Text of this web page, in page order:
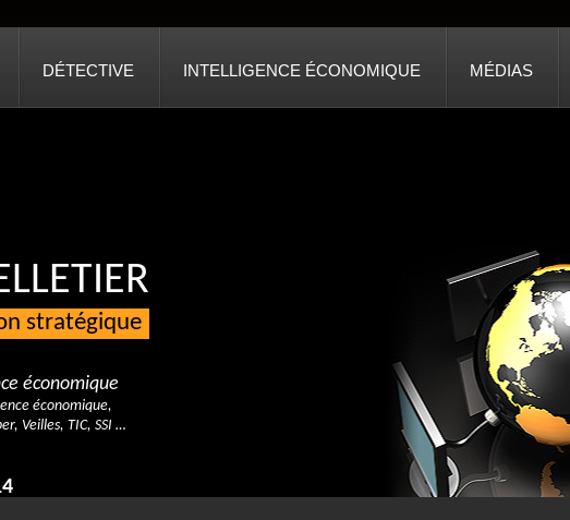
DÉTECTIVE INTELLIGENCE ÉCONOMIQUE MÉDIAS
stratégique
économique
économique,
Veilles, TIC, SSI …